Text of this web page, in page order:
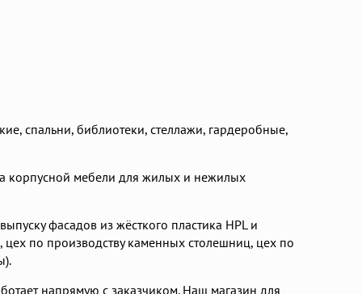
спальни, библиотеки, стеллажи, гардеробные,
корпусной мебели для жилых и нежилых
фасадов из жёсткого пластика HPL и
по производству каменных столешниц, цех по
напрямую с заказчиком. Наш магазин для